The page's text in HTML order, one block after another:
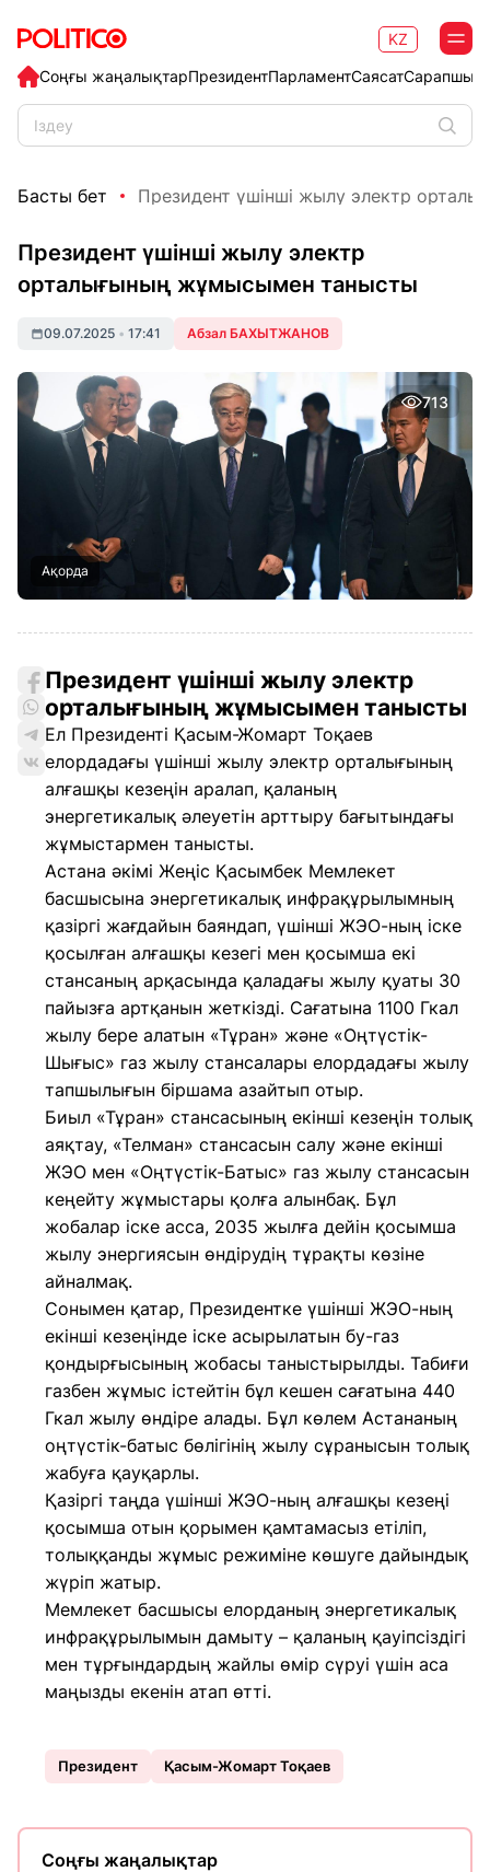
Соңғы жаңалықтарПрезидентПарламентСаясат
KZ
Басты бет Президент үшінші жылу электр
Президент үшінші жылу электр
орталығының жұмысымен танысты
09.07.2025 • 17:41 Абзал БАХЫТЖАНОВ
713
Ақорда
Президент үшінші жылу электр
орталығының жұмысымен танысты
Ел Президенті Қасым-Жомарт Тоқаев
елордадағы үшінші жылу электр орталығының
алғашқы кезеңін аралап, қаланың
энергетикалық әлеуетін арттыру бағытындағы
жұмыстармен танысты.
Астана әкімі Жеңіс Қасымбек Мемлекет
басшысына энергетикалық инфрақұрылымның
қазіргі жағдайын баяндап, үшінші ЖЭО-ның іске
қосылған алғашқы кезегі мен қосымша екі
стансаның арқасында қаладағы жылу қуаты 30
пайызға артқанын жеткізді. Сағатына 1100 Гкал
жылу бере алатын «Тұран» және «Оңтүстік-
Шығыс» газ жылу стансалары елордадағы жылу
тапшылығын біршама азайтып отыр.
Биыл «Тұран» стансасының екінші кезеңін толық
аяқтау, «Телман» стансасын салу және екінші
ЖЭО мен «Оңтүстік-Батыс» газ жылу стансасын
кеңейту жұмыстары қолға алынбақ. Бұл
жобалар іске асса, 2035 жылға дейін қосымша
жылу энергиясын өндірудің тұрақты көзіне
айналмақ.
Сонымен қатар, Президентке үшінші ЖЭО-ның
екінші кезеңінде іске асырылатын бу-газ
қондырғысының жобасы таныстырылды. Табиғи
газбен жұмыс істейтін бұл кешен сағатына 440
Гкал жылу өндіре алады. Бұл көлем Астананың
оңтүстік-батыс бөлігінің жылу сұранысын толық
жабуға қауқарлы.
Қазіргі таңда үшінші ЖЭО-ның алғашқы кезеңі
қосымша отын қорымен қамтамасыз етіліп,
толыққанды жұмыс режиміне көшуге дайындық
жүріп жатыр.
Мемлекет басшысы елорданың энергетикалық
инфрақұрылымын дамыту – қаланың қауіпсіздігі
мен тұрғындардың жайлы өмір сүруі үшін аса
маңызды екенін атап өтті.
Президент Қасым-Жомарт Тоқаев
Соңғы жаңалықтар